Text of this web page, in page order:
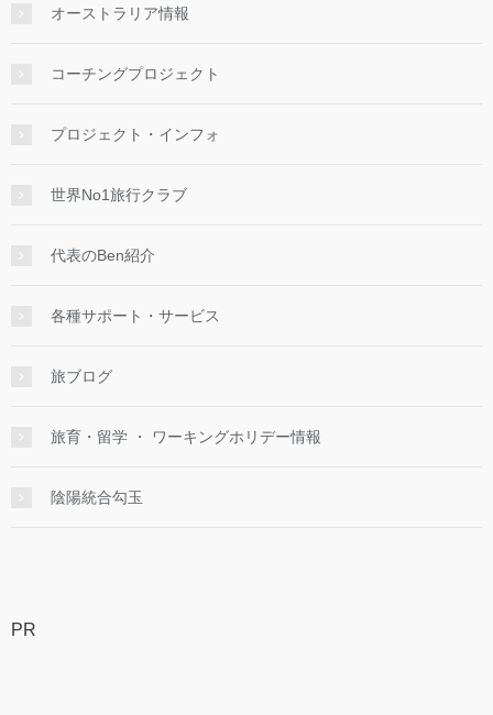
オーストラリア情報
コーチングプロジェクト
プロジェクト・インフォ
世界No1旅行クラブ
代表のBen紹介
各種サポート・サービス
旅ブログ
旅育・留学 ・ ワーキングホリデー情報
陰陽統合勾玉
PR